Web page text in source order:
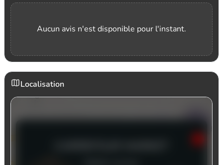
Aucun avis n'est disponible pour l'instant.
Localisation